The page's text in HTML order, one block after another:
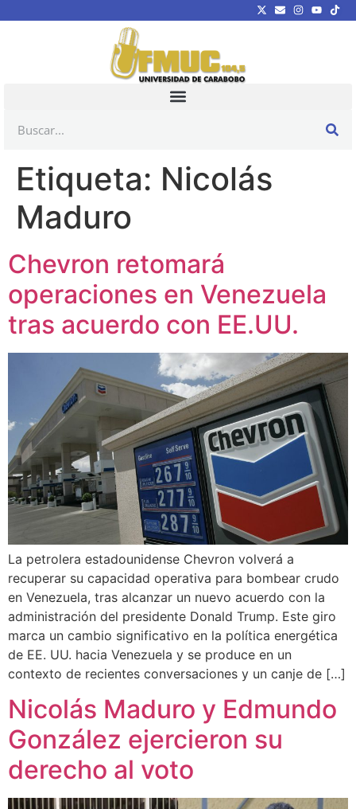
Etiqueta: Nicolás
Maduro
Chevron retomará
operaciones en Venezuela
tras acuerdo con EE.UU.
La petrolera estadounidense Chevron volverá a
recuperar su capacidad operativa para bombear crudo
en Venezuela, tras alcanzar un nuevo acuerdo con la
administración del presidente Donald Trump. Este giro
marca un cambio significativo en la política energética
de EE. UU. hacia Venezuela y se produce en un
contexto de recientes conversaciones y un canje de […]
Nicolás Maduro y Edmundo
González ejercieron su
derecho al voto